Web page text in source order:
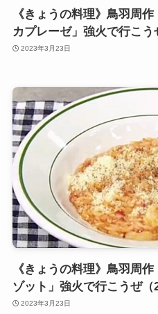
《きょうの料理》鳥羽周
カプレーゼ」強火で行こう
2023年3月23日
《きょうの料理》鳥羽周
ゾット」強火で行こうぜ（
2023年3月23日